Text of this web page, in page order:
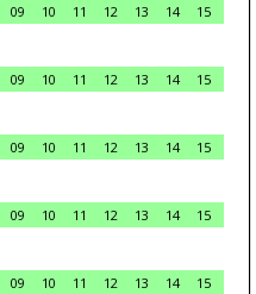
09 10 11 12 13 14
15
09 10 11 12 13 14
15
09 10 11 12 13 14
15
09 10 11 12 13 14
15
09 10 11 12 13 14
15